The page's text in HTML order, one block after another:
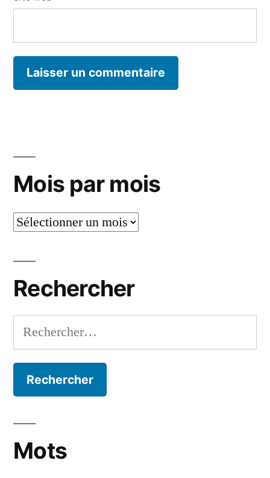
Mois par mois
Mois
Rechercher
Rechercher :
Mots